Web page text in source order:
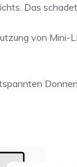
Das
von Mini-